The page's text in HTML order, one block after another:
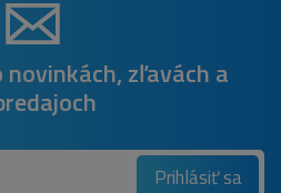
zľavách a
Prihlásiť sa